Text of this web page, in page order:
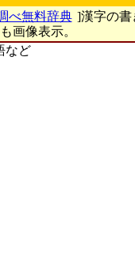
べ無料辞典 ]漢字の書
画像表示。
など